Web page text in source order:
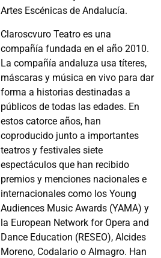
Artes Escénicas de Andalucía.
Claroscvuro Teatro es una
compañía fundada en el año 2010.
La compañía andaluza usa títeres,
máscaras y música en vivo para dar
forma a historias destinadas a
públicos de todas las edades. En
estos catorce años, han
coproducido junto a importantes
teatros y festivales siete
espectáculos que han recibido
premios y menciones nacionales e
internacionales como los Young
Audiences Music Awards (YAMA) y
la European Network for Opera and
Dance Education (RESEO), Alcides
Moreno, Codalario o Almagro. Han